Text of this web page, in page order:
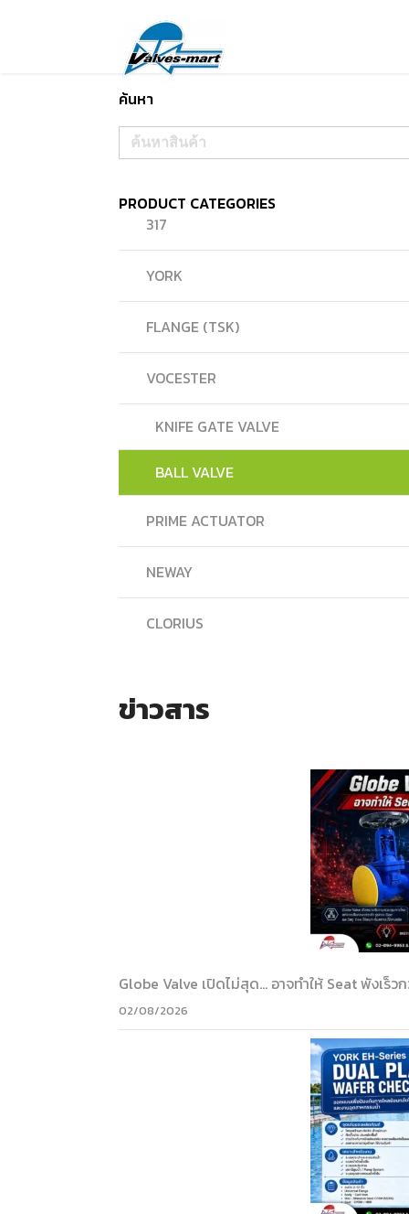
ค้นหา
Search
for:
PRODUCT CATEGORIES
317
YORK
FLANGE (TSK)
VOCESTER
KNIFE GATE VALVE
BALL VALVE
PRIME ACTUATOR
NEWAY
CLORIUS
ข่าวสาร
Globe Valve เปิดไม่สุด… อาจทำให้ Seat พังเร็ว
02/08/2026